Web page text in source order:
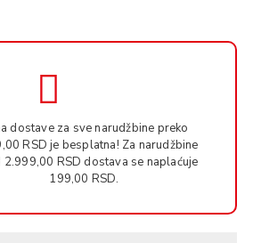
dostave za sve narudžbine preko
RSD je besplatna! Za narudžbine
2.999,00 RSD dostava se naplaćuje
199,00 RSD.